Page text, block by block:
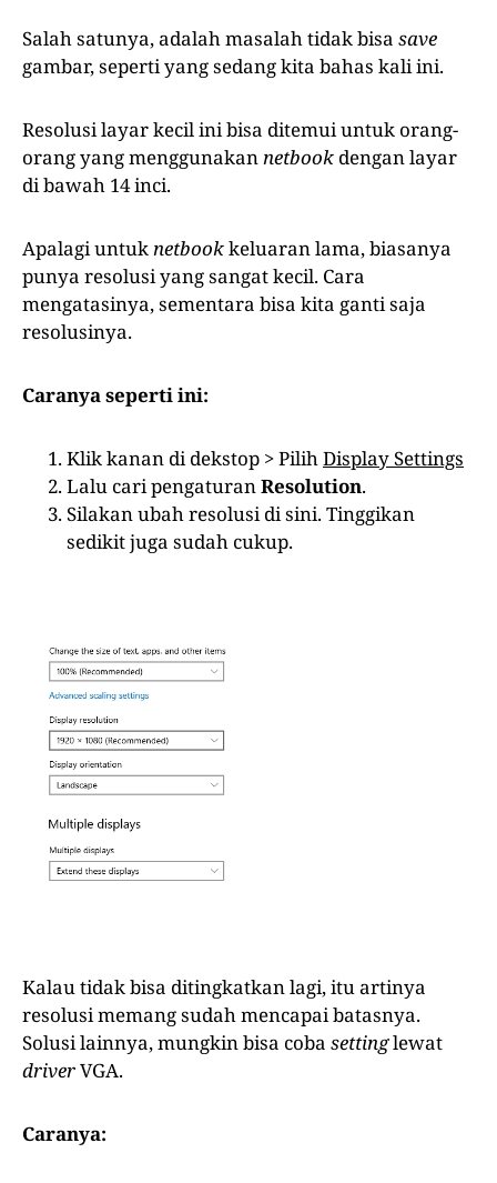
Salah satunya, adalah masalah tidak bisa save
gambar, seperti yang sedang kita bahas kali ini.
Resolusi layar kecil ini bisa ditemui untuk orang-
orang yang menggunakannetbook dengan layar
di bawah 14 inci.
Apalagi untuknetbookkeluaran lama, biasanya
punya resolusi yang sangat kecil. Cara
mengatasinya, sementara bisa kita ganti saja
resolusinya.
Caranya seperti ini:
Klik kanan di dekstop > PilihDisplay Settings
Lalu cari pengaturanResolution.
Silakan ubah resolusi di sini. Tinggikan
sedikit juga sudah cukup.
Kalau tidak bisa ditingkatkan lagi, itu artinya
resolusi memang sudah mencapai batasnya.
Solusi lainnya, mungkin bisa coba settinglewat
driverVGA.
Caranya: